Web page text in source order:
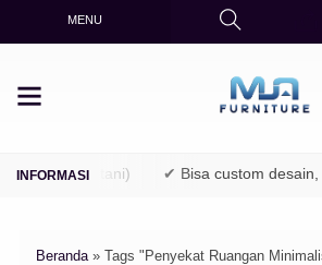
MENU
/ Perhutani) ✔ Bisa custom desain,
Beranda» Tags "Penyekat Ruangan